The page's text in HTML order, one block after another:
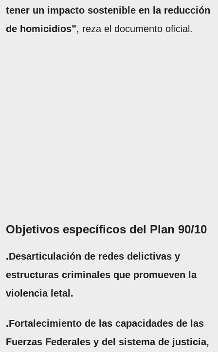
tener un impacto sostenible en la reducción
de homicidios”, reza el documento oficial.
Objetivos específicos del Plan 90/10
.Desarticulación de redes delictivas y
estructuras criminales que promueven la
violencia letal.
.Fortalecimiento de las capacidades de las
Fuerzas Federales y del sistema de justicia,